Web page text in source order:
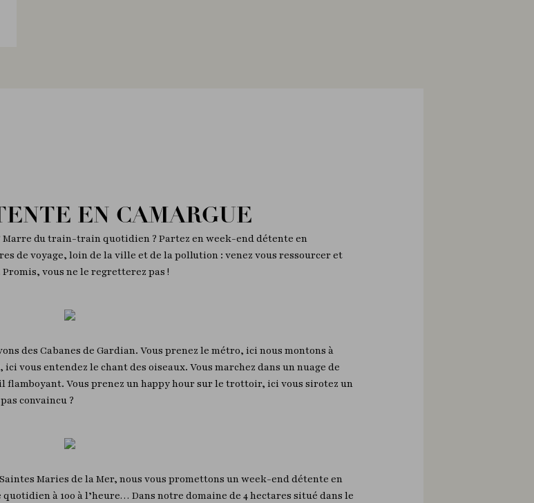
EN CAMARGUE
Marre du train-train quotidien ? Partez en week-end détente en
de voyage, loin de la ville et de la pollution : venez vous ressourcer et
vous ne le regretterez pas !
des Cabanes de Gardian. Vous prenez le métro, ici nous montons à
vous entendez le chant des oiseaux. Vous marchez dans un nuage de
Vous prenez un happy hour sur le trottoir, ici vous sirotez un
convaincu ?
Maries de la Mer, nous vous promettons un week-end détente en
à 100 à l’heure… Dans notre domaine de 4 hectares situé dans le